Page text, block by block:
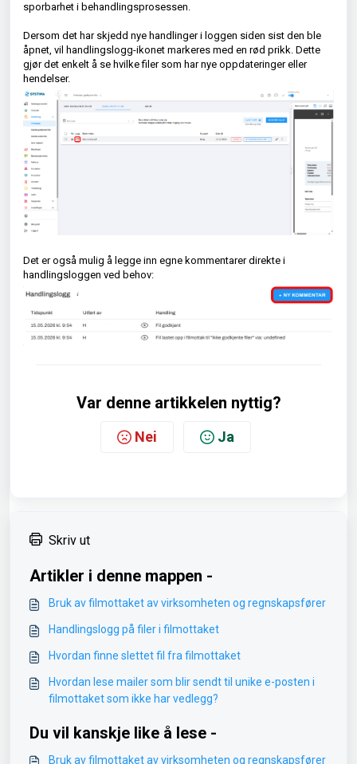
sporbarhet i behandlingsprosessen.
Dersom det har skjedd nye handlinger i loggen siden sist den ble
åpnet, vil handlingslogg-ikonet markeres med en rød prikk. Dette
gjør det enkelt å se hvilke filer som har nye oppdateringer eller
hendelser.
Det er også mulig å legge inn egne kommentarer direkte i
handlingsloggen ved behov:
Var denne artikkelen nyttig?
Nei Ja
Skriv ut
Artikler i denne mappen -
Bruk av filmottaket av virksomheten og regnskapsfører
Handlingslogg på filer i filmottaket
Hvordan finne slettet fil fra filmottaket
Hvordan lese mailer som blir sendt til unike e-posten i
filmottaket som ikke har vedlegg?
Du vil kanskje like å lese -
Bruk av filmottaket av virksomheten og regnskapsfører